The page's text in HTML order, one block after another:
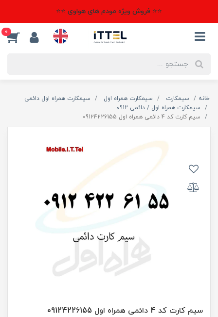
⭐⭐ فروش ویژه مودم های هواوی ⭐⭐
0
خانه سیمکارت سیمکارت همراه اول
سیمکارت همراه اول دائمی
سیمکارت همراه اول / دائمی 0912
سیم کارت کد 4 دائمی همراه اول 09124226155
سیم کارت کد 4 دائمی همراه اول 09124226155